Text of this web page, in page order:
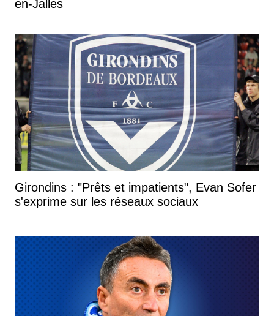
en-Jalles
Girondins : "Prêts et impatients", Evan Sofer
s'exprime sur les réseaux sociaux